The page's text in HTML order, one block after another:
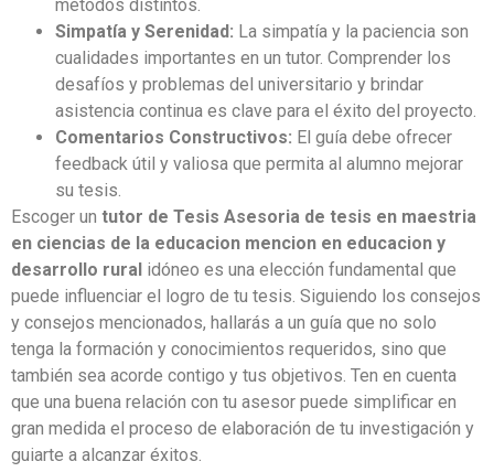
métodos distintos.
Simpatía y Serenidad: La simpatía y la paciencia son
cualidades importantes en un tutor. Comprender los
desafíos y problemas del universitario y brindar
asistencia continua es clave para el éxito del proyecto.
Comentarios Constructivos: El guía debe ofrecer
feedback útil y valiosa que permita al alumno mejorar
su tesis.
Escoger un tutor de Tesis Asesoria de tesis en maestria
en ciencias de la educacion mencion en educacion y
desarrollo rural idóneo es una elección fundamental que
puede influenciar el logro de tu tesis. Siguiendo los consejos
y consejos mencionados, hallarás a un guía que no solo
tenga la formación y conocimientos requeridos, sino que
también sea acorde contigo y tus objetivos. Ten en cuenta
que una buena relación con tu asesor puede simplificar en
gran medida el proceso de elaboración de tu investigación y
guiarte a alcanzar éxitos.